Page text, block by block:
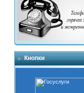
Кнопки